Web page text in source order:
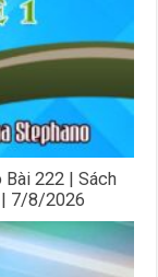
Bài 222 | Sách
| 7/8/2026